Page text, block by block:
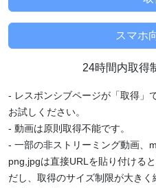
24時間内取得
- レスポンシブページが「取得」
お試しください。
- 動画は原則取得不能です。
- 一部の非ストリーミング動画、
png,jpgは直接URLを貼り付ける
だし、取得のサイズ制限が大き